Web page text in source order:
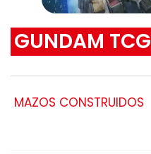
GUNDAM TCG
MAZOS CONSTRUIDOS